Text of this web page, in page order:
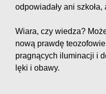
odpowiadały ani szkoła,
Wiara, czy wiedza?
nową prawdę
pragnących iluminacji i
lęki i obawy.